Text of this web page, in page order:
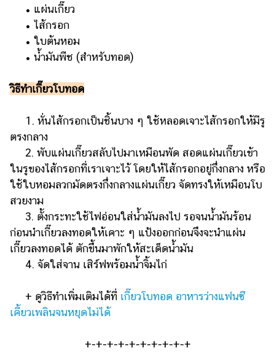
Infographic
บริการ
แอปฯ
กระปุก
คอร์ส
ออนไลน์
เรียน
เลข
ออนไลน์
ติดต่อ
โฆษณา
แจ้ง
ปัญหา
กับ
เรา
• แผ่นเกี๊ยว
• ไส้กรอก
• ใบต้นหอม
• น้ำมันพืช (สำหรับทอด)
วิธีทำเกี๊ยวโบทอด
1. หั่นไส้กรอกเป็นชิ้นบาง ๆ ใช้หลอดเจาะไส้กรอกให้มีรู
ตรงกลาง
2. พับแผ่นเกี๊ยวสลับไปมาเหมือนพัด สอดแผ่นเกี๊ยวเข้า
ในรูของไส้กรอกที่เราเจาะไว้ โดยให้ไส้กรอกอยู่กึ่งกลาง หรือ
ใช้ใบหอมลวกมัดตรงกึ่งกลางแผ่นเกี๊ยว จัดทรงให้เหมือนโบ
สวยงาม
3. ตั้งกระทะใช้ไฟอ่อนใส่น้ำมันลงไป รอจนน้ำมันร้อน
ก่อนนำเกี๊ยวลงทอดให้เคาะ ๆ แป้งออกก่อนจึงจะนำแผ่น
เกี๊ยวลงทอดได้ ตักขึ้นมาพักให้สะเด็ดน้ำมัน
4. จัดใส่จาน เสิร์ฟพร้อมน้ำจิ้มไก่
+ ดูวิธีทำเพิ่มเติมได้ที่ เกี๊ยวโบทอด อาหารว่างแฟนซี
เคี้ยวเพลินจนหยุดไม่ได้
+-+-+-+-+-+-+-+-+-+